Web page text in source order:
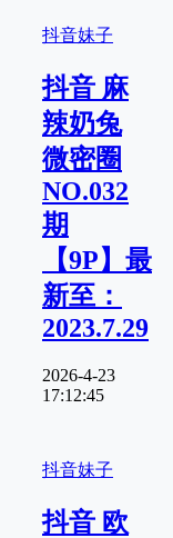
抖音妹子
抖音 麻
辣奶兔
微密圈
NO.032
期
【9P】最
新至：
2023.7.29
2026-4-23
17:12:45
抖音妹子
抖音 欧